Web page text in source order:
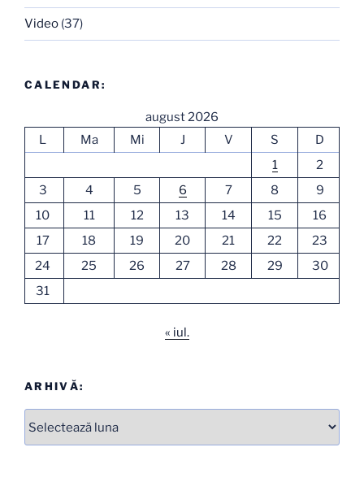
Video (37)
CALENDAR:
august 2026
L
Ma Mi J V S
D
1
2
3
4 5 6 7 8
9
10
11 12 13 14 15
16
17
18 19 20 21 22
23
24
25 26 27 28 29
30
31
« iul.
ARHIVĂ: